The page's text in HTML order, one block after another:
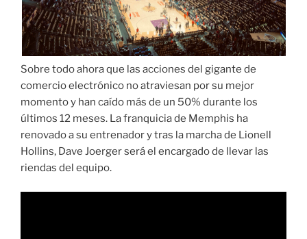
Sobre todo ahora que las acciones del gigante de
comercio electrónico no atraviesan por su mejor
momento y han caído más de un 50% durante los
últimos 12 meses. La franquicia de Memphis ha
renovado a su entrenador y tras la marcha de Lionell
Hollins, Dave Joerger será el encargado de llevar las
riendas del equipo.